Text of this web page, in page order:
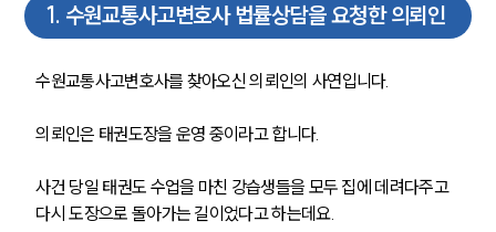
1 . 수원교통사고변호사 법률상담을 요청한 의뢰인
수원교통사고변호사를 찾아오신 의뢰인의 사연입니다.
의뢰인은 태권도장을 운영 중이라고 합니다.
사건 당일 태권도 수업을 마친 강습생들을 모두 집에 데려다주고
다시 도장으로 돌아가는 길이었다고 하는데요.